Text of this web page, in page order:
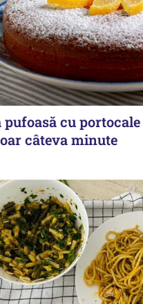
cu
câteva minute